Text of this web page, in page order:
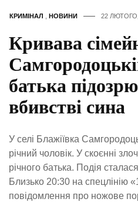
КРИМІНАЛ НОВИНИ 22
Кривава
батька
вбивстві сина
У селі Блажіївка
річний чоловік. У скоєнні
річного батька. Подія
Близько 20:30 на спецлінію
повідомлення про ножове